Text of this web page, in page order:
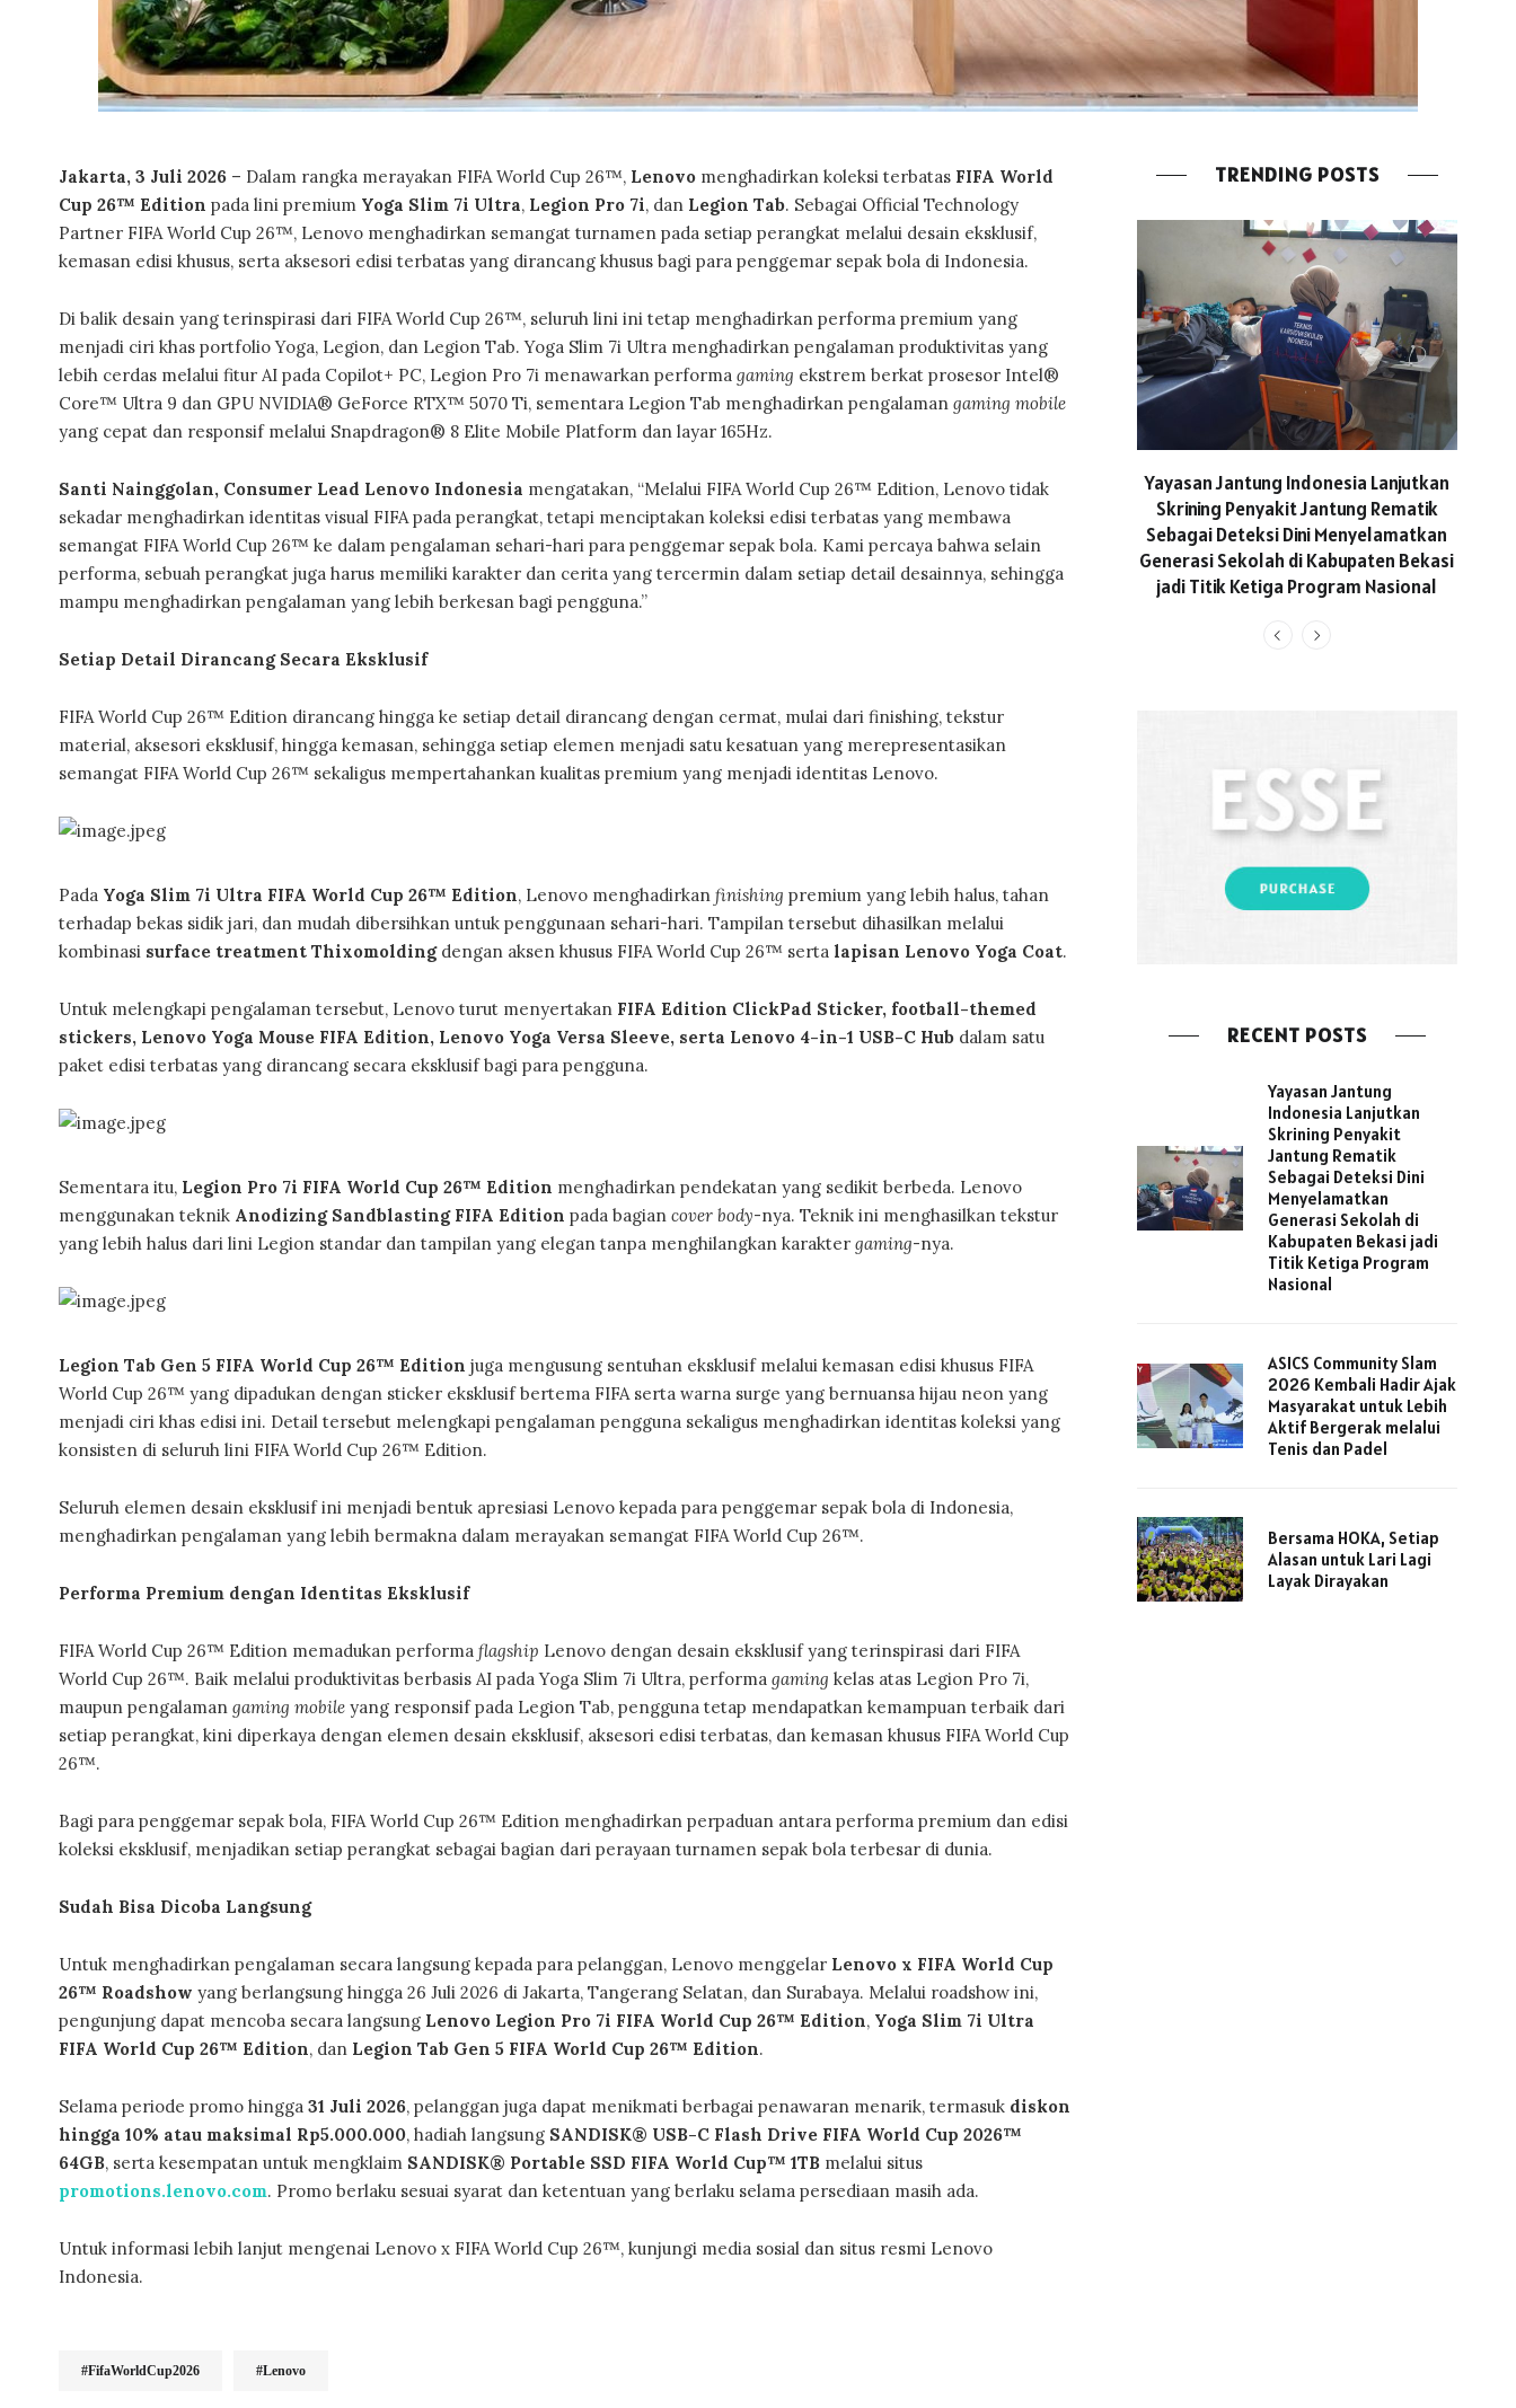
Jakarta, 3 Juli 2026 – Dalam rangka merayakan FIFA World Cup 26™, Lenovo menghadirkan koleksi terbatas FIFA World
Cup 26™ Edition pada lini premium Yoga Slim 7i Ultra, Legion Pro 7i, dan Legion Tab. Sebagai Official Technology
Partner FIFA World Cup 26™, Lenovo menghadirkan semangat turnamen pada setiap perangkat melalui desain eksklusif,
kemasan edisi khusus, serta aksesori edisi terbatas yang dirancang khusus bagi para penggemar sepak bola di Indonesia.
Di balik desain yang terinspirasi dari FIFA World Cup 26™, seluruh lini ini tetap menghadirkan performa premium yang
menjadi ciri khas portfolio Yoga, Legion, dan Legion Tab. Yoga Slim 7i Ultra menghadirkan pengalaman produktivitas yang
lebih cerdas melalui fitur AI pada Copilot+ PC, Legion Pro 7i menawarkan performa gaming ekstrem berkat prosesor Intel®
Core™ Ultra 9 dan GPU NVIDIA® GeForce RTX™ 5070 Ti, sementara Legion Tab menghadirkan pengalaman gaming mobile
yang cepat dan responsif melalui Snapdragon® 8 Elite Mobile Platform dan layar 165Hz.
Santi Nainggolan, Consumer Lead Lenovo Indonesia mengatakan, “Melalui FIFA World Cup 26™ Edition, Lenovo tidak
sekadar menghadirkan identitas visual FIFA pada perangkat, tetapi menciptakan koleksi edisi terbatas yang membawa
semangat FIFA World Cup 26™ ke dalam pengalaman sehari-hari para penggemar sepak bola. Kami percaya bahwa selain
performa, sebuah perangkat juga harus memiliki karakter dan cerita yang tercermin dalam setiap detail desainnya, sehingga
mampu menghadirkan pengalaman yang lebih berkesan bagi pengguna.”
Setiap Detail Dirancang Secara Eksklusif
FIFA World Cup 26™ Edition dirancang hingga ke setiap detail dirancang dengan cermat, mulai dari finishing, tekstur
material, aksesori eksklusif, hingga kemasan, sehingga setiap elemen menjadi satu kesatuan yang merepresentasikan
semangat FIFA World Cup 26™ sekaligus mempertahankan kualitas premium yang menjadi identitas Lenovo.
Pada Yoga Slim 7i Ultra FIFA World Cup 26™ Edition, Lenovo menghadirkan finishing premium yang lebih halus, tahan
terhadap bekas sidik jari, dan mudah dibersihkan untuk penggunaan sehari-hari. Tampilan tersebut dihasilkan melalui
kombinasi surface treatment Thixomoldingdengan aksen khusus FIFA World Cup 26™ serta lapisan Lenovo Yoga Coat.
Untuk melengkapi pengalaman tersebut, Lenovo turut menyertakan FIFA Edition ClickPad Sticker, football-themed
stickers, Lenovo Yoga Mouse FIFA Edition, Lenovo Yoga Versa Sleeve, serta Lenovo 4-in-1 USB-C Hub dalam satu
paket edisi terbatas yang dirancang secara eksklusif bagi para pengguna.
Sementara itu, Legion Pro 7i FIFA World Cup 26™ Edition menghadirkan pendekatan yang sedikit berbeda. Lenovo
menggunakan teknik Anodizing Sandblasting FIFA Edition pada bagian cover body-nya. Teknik ini menghasilkan tekstur
yang lebih halus dari lini Legion standar dan tampilan yang elegan tanpa menghilangkan karakter gaming-nya.
Legion Tab Gen 5 FIFA World Cup 26™ Edition juga mengusung sentuhan eksklusif melalui kemasan edisi khusus FIFA
World Cup 26™ yang dipadukan dengan sticker eksklusif bertema FIFA serta warna surge yang bernuansa hijau neon yang
menjadi ciri khas edisi ini. Detail tersebut melengkapi pengalaman pengguna sekaligus menghadirkan identitas koleksi yang
konsisten di seluruh lini FIFA World Cup 26™ Edition.
Seluruh elemen desain eksklusif ini menjadi bentuk apresiasi Lenovo kepada para penggemar sepak bola di Indonesia,
menghadirkan pengalaman yang lebih bermakna dalam merayakan semangat FIFA World Cup 26™.
Performa Premium dengan Identitas Eksklusif
FIFA World Cup 26™ Edition memadukan performa flagship Lenovo dengan desain eksklusif yang terinspirasi dari FIFA
World Cup 26™. Baik melalui produktivitas berbasis AI pada Yoga Slim 7i Ultra, performa gaming kelas atas Legion Pro 7i,
maupun pengalaman gaming mobile yang responsif pada Legion Tab, pengguna tetap mendapatkan kemampuan terbaik dari
setiap perangkat, kini diperkaya dengan elemen desain eksklusif, aksesori edisi terbatas, dan kemasan khusus FIFA World Cup
26™.
Bagi para penggemar sepak bola, FIFA World Cup 26™ Edition menghadirkan perpaduan antara performa premium dan edisi
koleksi eksklusif, menjadikan setiap perangkat sebagai bagian dari perayaan turnamen sepak bola terbesar di dunia.
Sudah Bisa Dicoba Langsung
Untuk menghadirkan pengalaman secara langsung kepada para pelanggan, Lenovo menggelar Lenovo x FIFA World Cup
26™ Roadshow yang berlangsung hingga 26 Juli 2026 di Jakarta, Tangerang Selatan, dan Surabaya. Melalui roadshow ini,
pengunjung dapat mencoba secara langsung Lenovo Legion Pro 7i FIFA World Cup 26™ Edition, Yoga Slim 7i Ultra
FIFA World Cup 26™ Edition, dan Legion Tab Gen 5 FIFA World Cup 26™ Edition.
Selama periode promo hingga 31 Juli 2026, pelanggan juga dapat menikmati berbagai penawaran menarik, termasuk diskon
hingga 10% atau maksimal Rp5.000.000, hadiah langsung SANDISK® USB-C Flash Drive FIFA World Cup 2026™
64GB, serta kesempatan untuk mengklaim SANDISK® Portable SSD FIFA World Cup™ 1TB melalui situs
promotions.lenovo.com. Promo berlaku sesuai syarat dan ketentuan yang berlaku selama persediaan masih ada.
Untuk informasi lebih lanjut mengenai Lenovo x FIFA World Cup 26™, kunjungi media sosial dan situs resmi Lenovo
Indonesia.
#FifaWorldCup2026 #Lenovo
TRENDING POSTS
Yayasan Jantung Indonesia Lanjutkan
Skrining Penyakit Jantung Rematik
Sebagai Deteksi Dini Menyelamatkan
Generasi Sekolah di Kabupaten Bekasi
jadi Titik Ketiga Program Nasional
RECENT POSTS
Yayasan Jantung
Indonesia Lanjutkan
Skrining Penyakit
Jantung Rematik
Sebagai Deteksi Dini
Menyelamatkan
Generasi Sekolah di
Kabupaten Bekasi jadi
Titik Ketiga Program
Nasional
ASICS Community Slam
2026 Kembali Hadir Ajak
Masyarakat untuk Lebih
Aktif Bergerak melalui
Tenis dan Padel
Bersama HOKA, Setiap
Alasan untuk Lari Lagi
Layak Dirayakan